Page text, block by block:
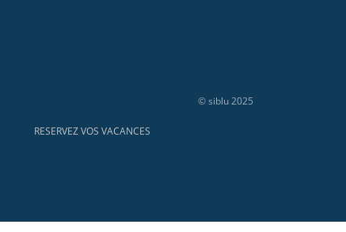
© siblu 2025
RESERVEZ VOS VACANCES